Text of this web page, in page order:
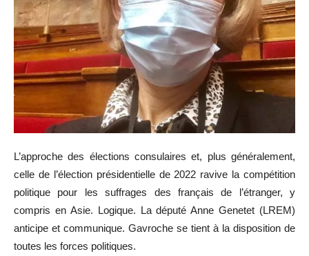
L’approche des élections consulaires et, plus généralement,
celle de l’élection présidentielle de 2022 ravive la compétition
politique pour les suffrages des français de l’étranger, y
compris en Asie. Logique. La député Anne Genetet (LREM)
anticipe et communique. Gavroche se tient à la disposition de
toutes les forces politiques.